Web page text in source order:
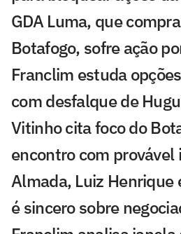
GDA Luma, que
Botafogo, sofre ação
Franclim estuda
com desfalque de
Vitinho cita foco do
encontro com provável
Almada, Luiz Henrique
é sincero sobre